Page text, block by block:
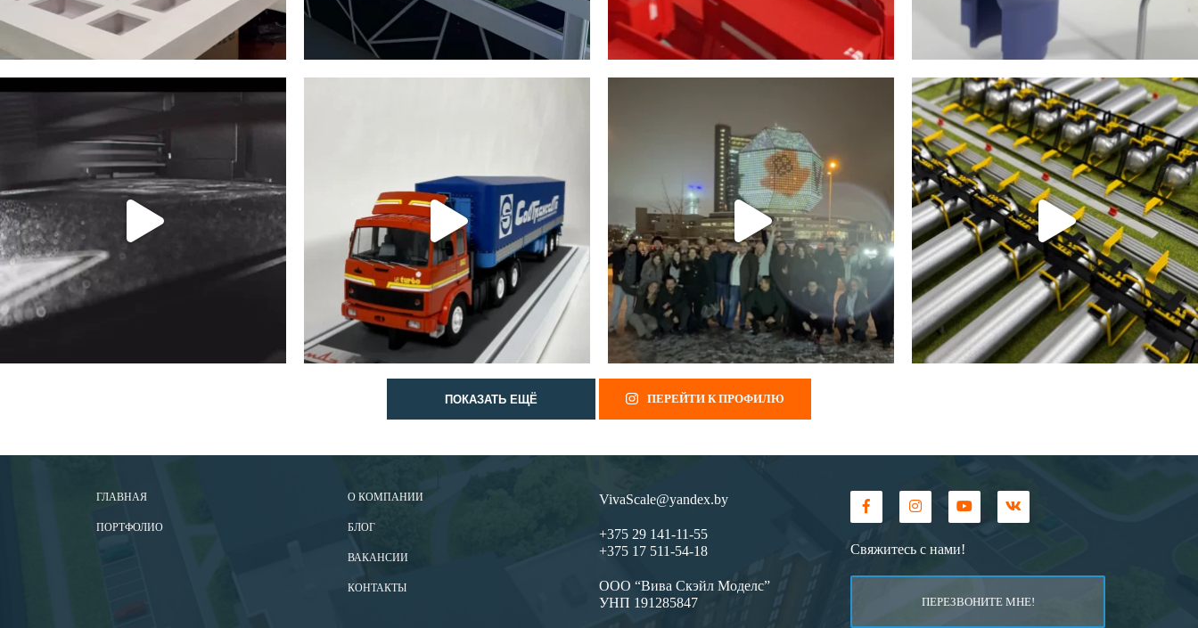
ПОКАЗАТЬ ЕЩЁ ПЕРЕЙТИ К ПРОФИЛЮ
ГЛАВНАЯ
ПОРТФОЛИО
О КОМПАНИИ
БЛОГ
ВАКАНСИИ
КОНТАКТЫ
VivaScale@yandex.by
+375 29 141-11-55
+375 17 511-54-18
ООО “Вива Скэйл Моделс”
УНП 191285847
Свяжитесь с нами!
ПЕРЕЗВОНИТЕ МНЕ!